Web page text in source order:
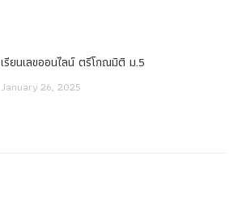
เรียนเลขออนไลน์ ตรีโกณมิติ ม.5
January 26, 2025